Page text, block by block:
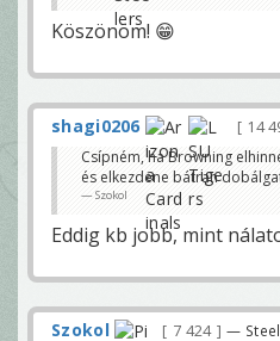
Köszönöm! 😁
shagi0206
14
Csípném, ha Browning
és elkezdene bátran
Szokol
Eddig kb jobb, mint
Szokol 7 424 —